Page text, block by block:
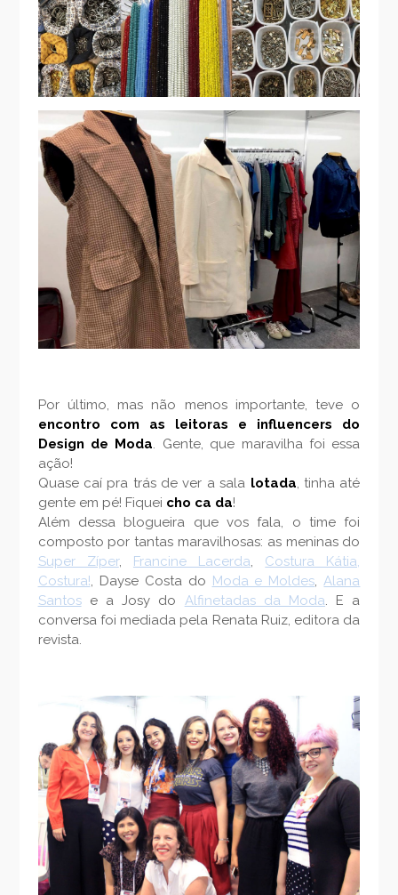
Por último, mas não menos importante, teve o
encontro com as leitoras e influencers do
Design de Moda. Gente, que maravilha foi essa
ação!
Quase caí pra trás de ver a sala lotada, tinha até
gente em pé! Fiquei cho ca da!
Além dessa blogueira que vos fala, o time foi
composto por tantas maravilhosas: as meninas do
Super Zíper, Francine Lacerda, Costura Kátia,
Costura!, Dayse Costa do Moda e Moldes,Alana
Santose a Josy do Alfinetadas da Moda. E a
conversa foi mediada pela Renata Ruiz, editora da
revista.